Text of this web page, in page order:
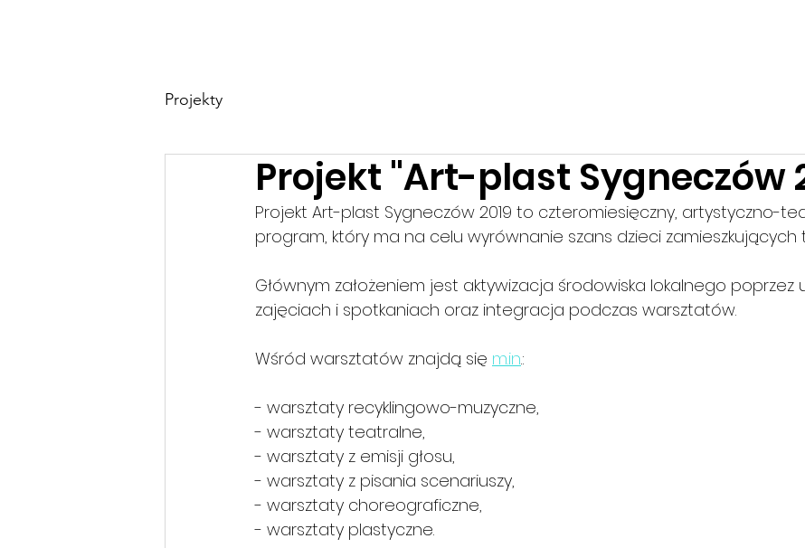
Projekty
Projekt "Art-plast Sygneczów
Projekt Art-plast Sygneczów 2019 to czteromiesięczny, artystyczno-
program, który ma na celu wyrównanie szans dzieci zamieszkujących
Głównym założeniem jest aktywizacja środowiska lokalnego poprzez
zajęciach i spotkaniach oraz integracja podczas warsztatów.
Wśród warsztatów znajdą się m.in.:
- warsztaty recyklingowo-muzyczne,
- warsztaty teatralne,
- warsztaty z emisji głosu,
- warsztaty z pisania scenariuszy,
- warsztaty choreograficzne,
- warsztaty plastyczne.